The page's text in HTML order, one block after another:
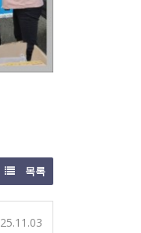
목록
25.11.03